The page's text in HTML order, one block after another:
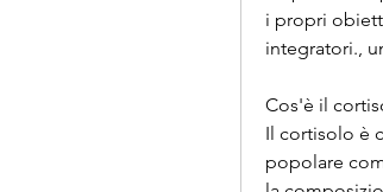
i propri
integratori.,
Cos'è il
Il cortisolo è
popolare